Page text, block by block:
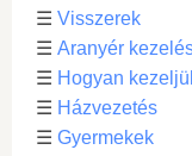
☰ Visszerek
☰ Aranyér
☰ Hogyan
☰ Házvezetés
☰ Gyermekek